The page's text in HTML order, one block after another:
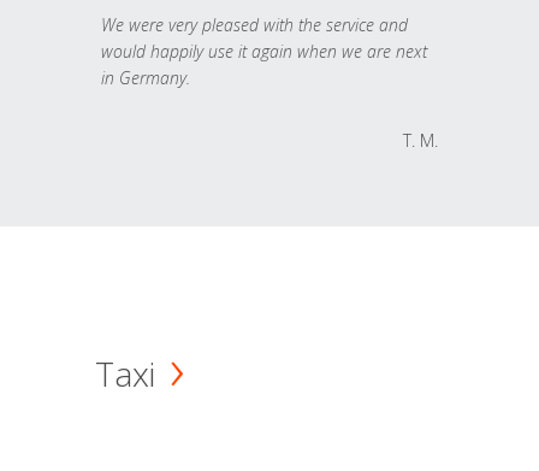
We were very pleased with the service and
would happily use it again when we are next
in Germany.
T. M.
Taxi